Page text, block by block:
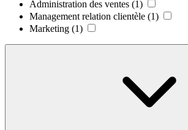
Administration des ventes (1)
Management relation clientèle (1)
Marketing (1)